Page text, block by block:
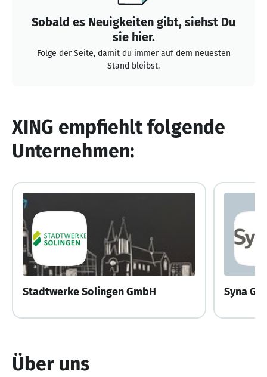
Sobald es Neuigkeiten gibt, siehst Du
sie hier.
Folge der Seite, damit du immer auf dem neuesten
Stand bleibst.
XING empfiehlt folgende
Unternehmen:
Stadtwerke Solingen GmbH Syna
Über uns